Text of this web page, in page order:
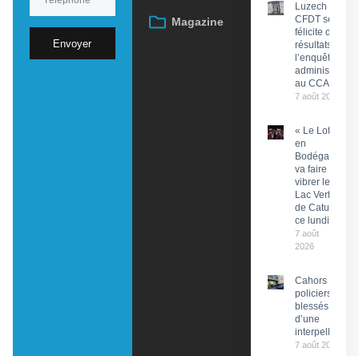
Envoyer
Magazine
Luzech : La
CFDT se
félicite des
résultats de
l’enquête
administrative
au CCAS
7 août 2026
« Le Lot
en
Bodéga »
va faire
vibrer le
Lac Vert
de Catus
ce lundi
7 août
2026
Cahors : Des
policiers
blessés lors
d’une
interpellation
7 août 2026